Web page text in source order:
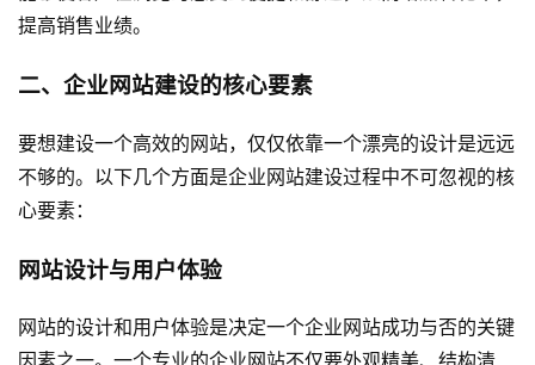
提高销售业绩。
二、企业网站建设的核心要素
要想建设一个高效的网站，仅仅依靠一个漂亮的设计是远远
不够的。以下几个方面是企业网站建设过程中不可忽视的核
心要素：
网站设计与用户体验
网站的设计和用户体验是决定一个企业网站成功与否的关键